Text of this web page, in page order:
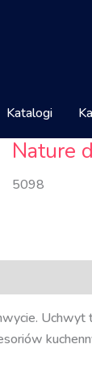
Katalogi
Nature
5098